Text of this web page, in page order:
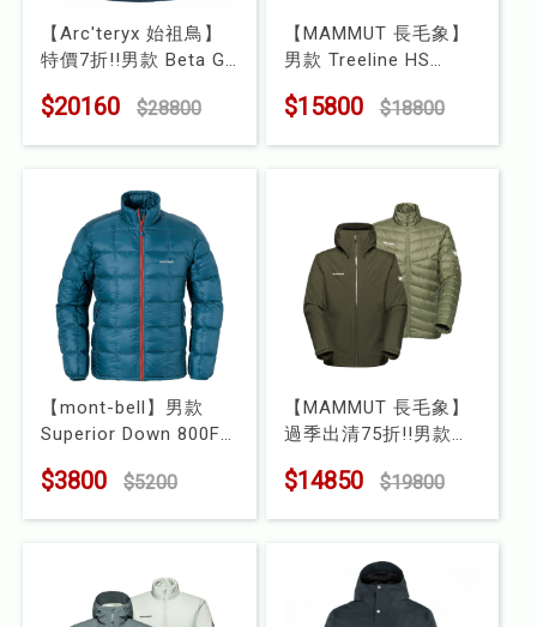
⭐長毛象-過季出清75折⭐
【Arc'teryx 始祖鳥】
特價7折!!男款 Beta GT
型號 : X000010510
$20160 $28800
【MAMMUT 長毛象】
男款 Treeline HS
Jacket AF GTX防水羽
$15800 $18800
【mont-bell】男款
Superior Down 800FP
型號 : 1101661
$3800 $5200
【MAMMUT 長毛象】
過季出清75折!!男款
Hooded AF GTX 兩件
$14850 $19800